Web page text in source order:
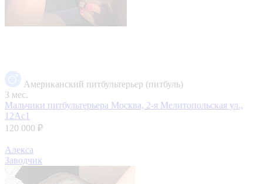
Американский питбультерьер (питбуль)
3 мес.
Мальчики питбультерьера Москва, 2-я Мелитопольская ул.,
12Ас1
120 000 ₽
Алекса
Заводчик